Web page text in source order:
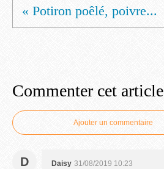
« Potiron poêlé, poivre...
Commenter cet article
Ajouter un commentaire
D Daisy 31/08/2019 10:23